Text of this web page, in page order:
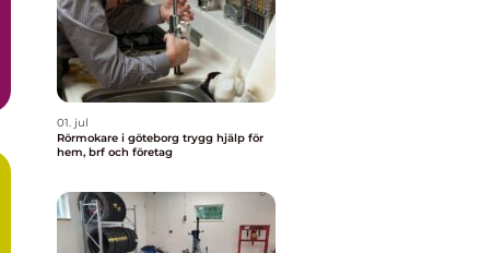
01. jul
Rörmokare i göteborg trygg hjälp för
hem, brf och företag